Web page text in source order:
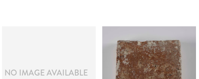
NO IMAGE AVAILABLE